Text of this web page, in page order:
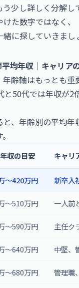
少し詳しく分解し
けた数字ではなく
に探していきまし
均年収｜キャリア
齢軸はもっとも重
と50代では年収が2
、年齢別の平均年
収の目安 キャリ
〜420万円 新卒入
〜510万円 一人前
〜590万円 主任ク
〜640万円 中堅、
〜680万円 管理職